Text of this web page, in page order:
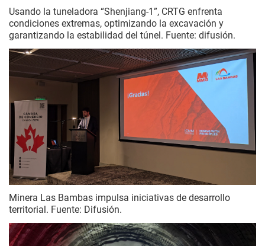
Usando la tuneladora “Shenjiang-1”, CRTG enfrenta
condiciones extremas, optimizando la excavación y
garantizando la estabilidad del túnel. Fuente: difusión.
Minera Las Bambas impulsa iniciativas de desarrollo
territorial. Fuente: Difusión.